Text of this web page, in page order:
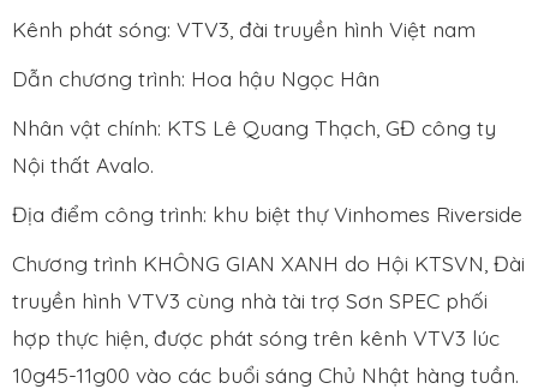
Kênh phát sóng: VTV3, đài truyền hình Việt nam
Dẫn chương trình: Hoa hậu Ngọc Hân
Nhân vật chính: KTS Lê Quang Thạch, GĐ công ty
Nội thất Avalo.
Địa điểm công trình: khu biệt thự Vinhomes Riverside
Chương trình KHÔNG GIAN XANH do Hội KTSVN, Đài
truyền hình VTV3 cùng nhà tài trợ Sơn SPEC phối
hợp thực hiện, được phát sóng trên kênh VTV3 lúc
10g45-11g00 vào các buổi sáng Chủ Nhật hàng tuần.